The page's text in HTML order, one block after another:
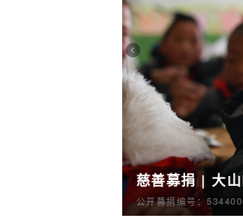
慈善募捐 | 大
公开募捐编号：